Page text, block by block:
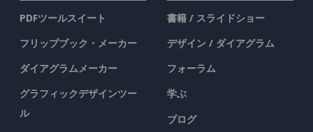
PDFツールスイート
フリップブック・メーカー
ダイアグラムメーカー
グラフィックデザインツー
ル
書籍 / スライドショー
デザイン / ダイアグラム
フォーラム
学ぶ
ブログ